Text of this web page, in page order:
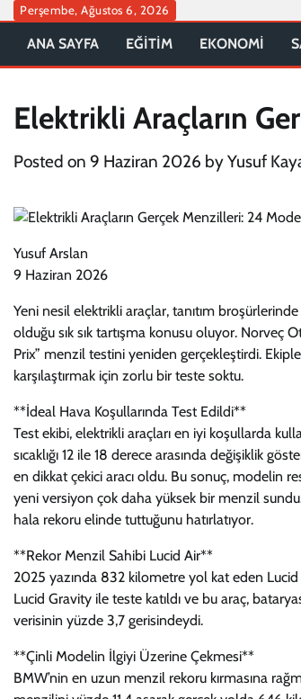
Skip
content
Perşembe, Ağustos 6, 2026
ANA SAYFA EĞİTİM EKONOMİ
Elektrikli Araçların
Posted on 9 Haziran 2026 byYusuf
Yusuf Arslan
9 Haziran 2026
Yeni nesil elektrikli araçlar, tanıtım
olduğu sık sık tartışma konusu oluyor. Norveç
Prix” menzil testini yeniden gerçekleştirdi.
karşılaştırmak için zorlu bir teste soktu.
**İdeal Hava Koşullarında Test Edildi**
Test ekibi, elektrikli araçları en iyi koşullarda
sıcaklığı 12 ile 18 derece arasında değişiklik
en dikkat çekici aracı oldu. Bu sonuç, modelin
yeni versiyon çok daha yüksek bir menzil
hala rekoru elinde tuttuğunu hatırlatıyor.
**Rekor Menzil Sahibi Lucid Air**
2025 yazında 832 kilometre yol kat eden
Lucid Gravity ile teste katıldı ve bu araç,
verisinin yüzde 3,7 gerisindeydi.
**Çinli Modelin İlgiyi Üzerine Çekmesi**
BMW’nin en uzun menzil rekoru kırmasına